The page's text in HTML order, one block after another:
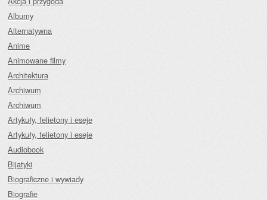
Albumy
Alternatywna
Anime
Animowane filmy
Architektura
Archiwum
Archiwum
Artykuły, felietony i eseje
Artykuły, felietony i eseje
Audiobook
Bijatyki
Biograficzne i wywiady
Biografie